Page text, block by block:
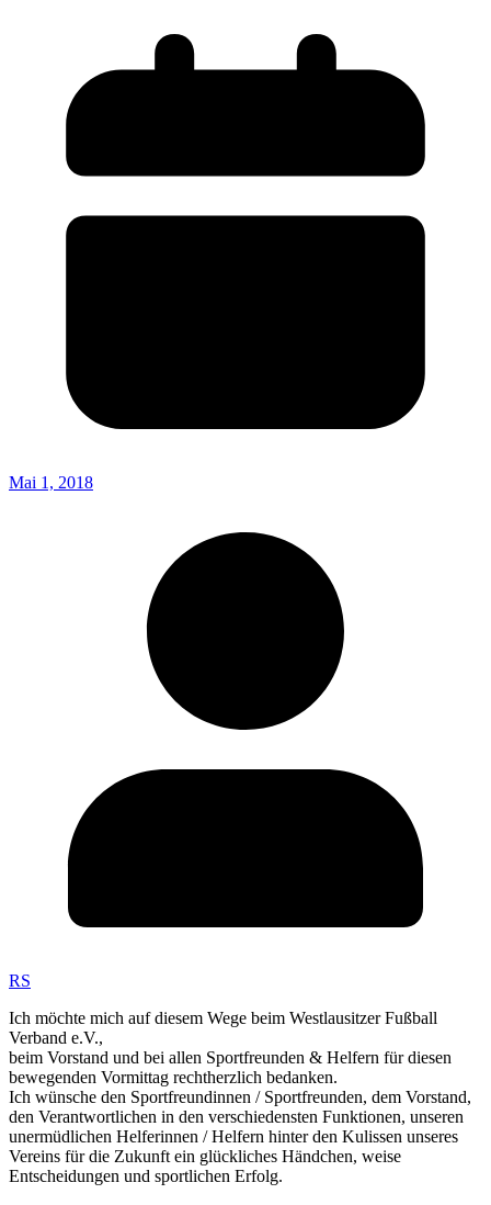
Mai 1, 2018
RS
Ich möchte mich auf diesem Wege beim Westlausitzer Fußball
Verband e.V.,
beim Vorstand und bei allen Sportfreunden & Helfern für diesen
bewegenden Vormittag rechtherzlich bedanken.
Ich wünsche den Sportfreundinnen / Sportfreunden, dem Vorstand,
den Verantwortlichen in den verschiedensten Funktionen, unseren
unermüdlichen Helferinnen / Helfern hinter den Kulissen unseres
Vereins für die Zukunft ein glückliches Händchen, weise
Entscheidungen und sportlichen Erfolg.